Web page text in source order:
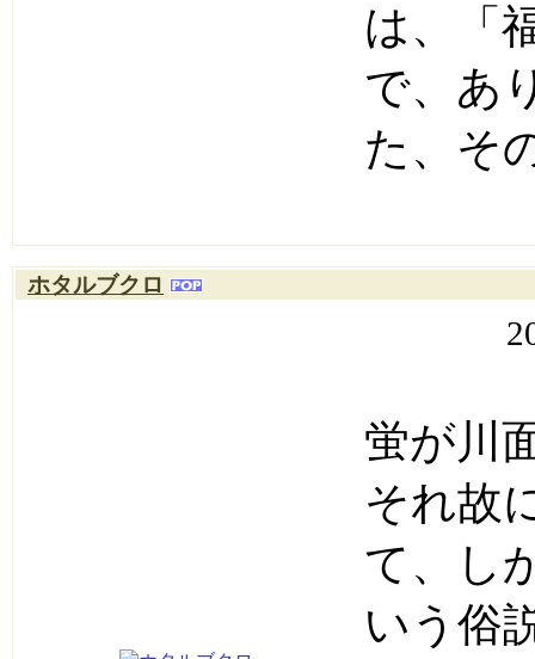
は、「
で、あ
た、そ
ホタルブクロ
蛍が川
それ故
て、し
いう俗